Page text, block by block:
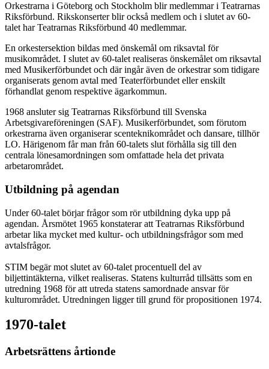
Orkestrarna i Göteborg och Stockholm blir medlemmar i Teatrarnas
Riksförbund. Rikskonserter blir också medlem och i slutet av 60-
talet har Teatrarnas Riksförbund 40 medlemmar.
En orkestersektion bildas med önskemål om riksavtal för
musikområdet. I slutet av 60-talet realiseras önskemålet om riksavtal
med Musikerförbundet och där ingår även de orkestrar som tidigare
organiserats genom avtal med Teaterförbundet eller enskilt
förhandlat genom respektive ägarkommun.
1968 ansluter sig Teatrarnas Riksförbund till Svenska
Arbetsgivareföreningen (SAF). Musikerförbundet, som förutom
orkestrarna även organiserar scenteknikområdet och dansare, tillhör
LO. Härigenom får man från 60-talets slut förhålla sig till den
centrala lönesamordningen som omfattade hela det privata
arbetarområdet.
Utbildning på agendan
Under 60-talet börjar frågor som rör utbildning dyka upp på
agendan. Årsmötet 1965 konstaterar att Teatrarnas Riksförbund
arbetar lika mycket med kultur- och utbildningsfrågor som med
avtalsfrågor.
STIM begär mot slutet av 60-talet procentuell del av
biljettintäkterna, vilket realiseras. Statens kulturråd tillsätts som en
utredning 1968 för att utreda statens samordnade ansvar för
kulturområdet. Utredningen ligger till grund för propositionen 1974.
1970-talet
Arbetsrättens årtionde